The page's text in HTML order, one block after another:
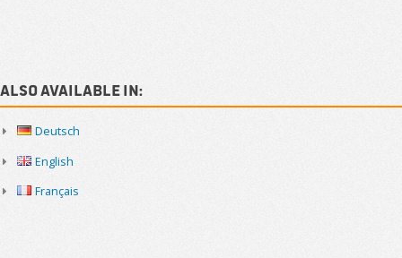
Sidebar
Also available in:
Deutsch
English
Français